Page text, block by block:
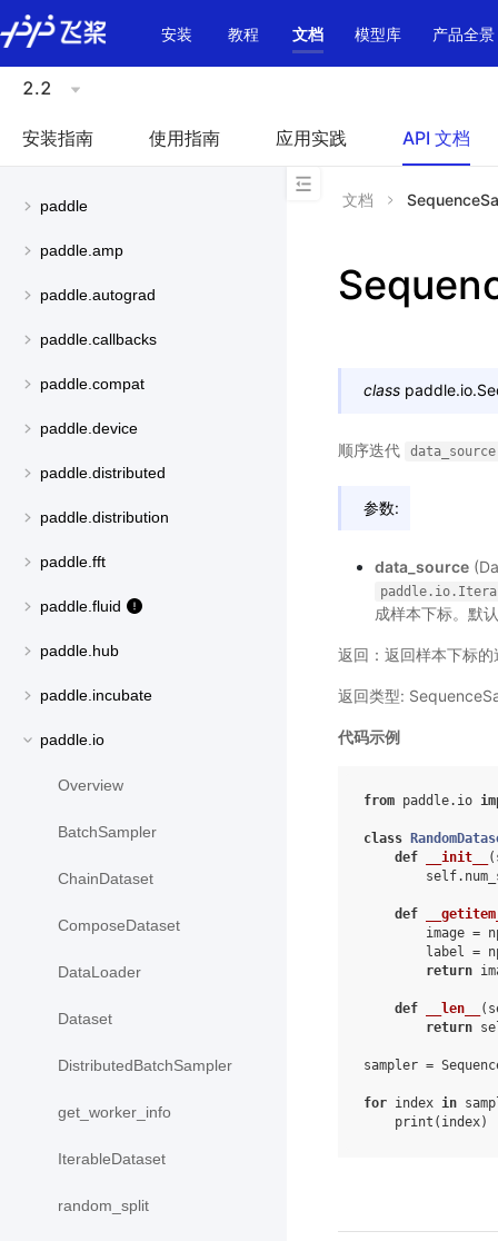
\u200E
安装
教程 文档 模型库 产品全景
2.2
安装指南 使用指南 应用实践 API 文档
paddle
paddle.amp
paddle.autograd
paddle.callbacks
paddle.compat
paddle.device
paddle.distributed
paddle.distribution
paddle.fft
paddle.fluid
paddle.hub
paddle.incubate
paddle.io
Overview
BatchSampler
ChainDataset
ComposeDataset
DataLoader
Dataset
DistributedBatchSampler
get_worker_info
IterableDataset
random_split
文档
class paddle.io.
顺序迭代 data_source
参数:
data_source
成样本下标。默
返回：返回样本下标的
返回类型:
代码示例
from paddle.io
class
def
__init__ (
self.
def
image =
label =
return
def __len__ (
return
sampler =
for index in
print ( index)